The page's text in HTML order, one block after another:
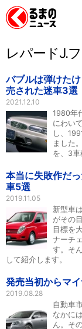
レパードJ.
バブルは弾けた
売された迷車3選
2021.12.10
1980年
にわい
し、
ました
を、3車
本当に失敗作だ
車5選
2019.11.05
新型車
がその
目標を
ナーチ
す。そ
して紹介します。
発売当初からマ
2019.08.28
自動車
なかに
ん。そ